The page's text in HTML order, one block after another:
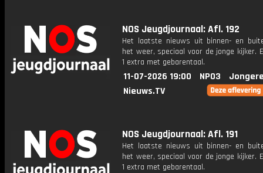
NOS Jeugdjournaal: Afl. 192
Het laatste nieuws uit binnen- en
het weer, speciaal voor de jonge kijker.
1 extra met gebarentaal.
11-07-2026 19:00 NPO3
Nieuws.TV
NOS Jeugdjournaal: Afl. 191
Het laatste nieuws uit binnen- en
het weer, speciaal voor de jonge kijker.
1 extra met gebarentaal.